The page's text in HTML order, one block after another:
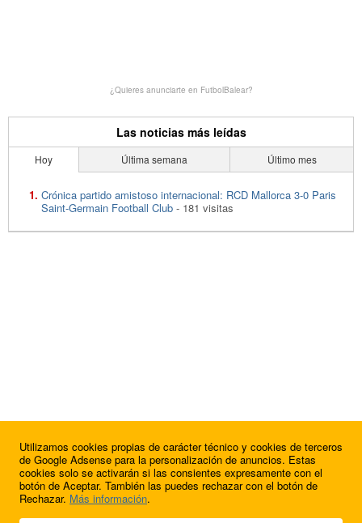
¿Quieres anunciarte en FutbolBalear?
Las noticias más leídas
Hoy Última semana Último mes
Crónica partido amistoso internacional: RCD Mallorca 3-0 Paris
Saint-Germain Football Club - 181 visitas
Utilizamos cookies propias de carácter técnico y cookies de terceros
de Google Adsense para la personalización de anuncios. Estas
cookies solo se activarán si las consientes expresamente con el
botón de Aceptar. También las puedes rechazar con el botón de
Rechazar. Más información.